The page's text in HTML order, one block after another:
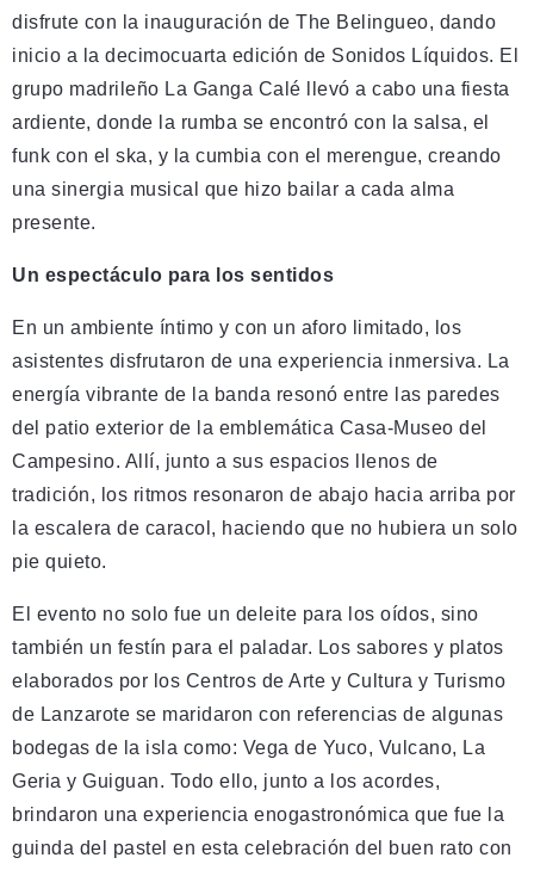
disfrute con la inauguración de The Belingueo, dando
inicio a la decimocuarta edición de Sonidos Líquidos. El
grupo madrileño La Ganga Calé llevó a cabo una fiesta
ardiente, donde la rumba se encontró con la salsa, el
funk con el ska, y la cumbia con el merengue, creando
una sinergia musical que hizo bailar a cada alma
presente.
Un espectáculo para los sentidos
En un ambiente íntimo y con un aforo limitado, los
asistentes disfrutaron de una experiencia inmersiva. La
energía vibrante de la banda resonó entre las paredes
del patio exterior de la emblemática Casa-Museo del
Campesino. Allí, junto a sus espacios llenos de
tradición, los ritmos resonaron de abajo hacia arriba por
la escalera de caracol, haciendo que no hubiera un solo
pie quieto.
El evento no solo fue un deleite para los oídos, sino
también un festín para el paladar. Los sabores y platos
elaborados por los Centros de Arte y Cultura y Turismo
de Lanzarote se maridaron con referencias de algunas
bodegas de la isla como: Vega de Yuco, Vulcano, La
Geria y Guiguan. Todo ello, junto a los acordes,
brindaron una experiencia enogastronómica que fue la
guinda del pastel en esta celebración del buen rato con